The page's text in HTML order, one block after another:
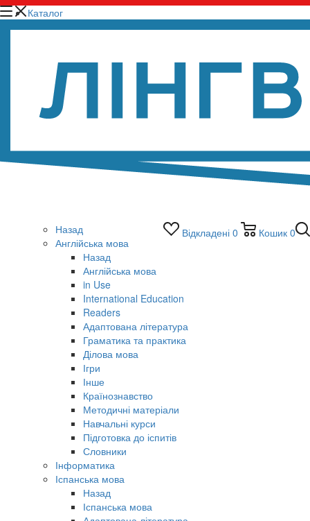
Відкладені 0 Кошик 0
Каталог
Назад
Англійська мова
Назад
Англійська мова
in Use
International Education
Readers
Адаптована література
Граматика та практика
Ділова мова
Ігри
Інше
Країнознавство
Методичні матеріали
Навчальні курси
Підготовка до іспитів
Словники
Інформатика
Іспанська мова
Назад
Іспанська мова